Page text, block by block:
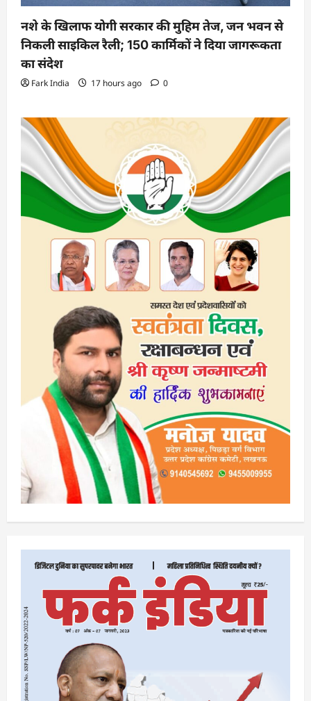
नशे के खिलाफ योगी सरकार की मुहिम तेज, जन भवन से
निकली साइकिल रैली; 150 कार्मिकों ने दिया जागरूकता
का संदेश
Fark India 17 hours ago 0